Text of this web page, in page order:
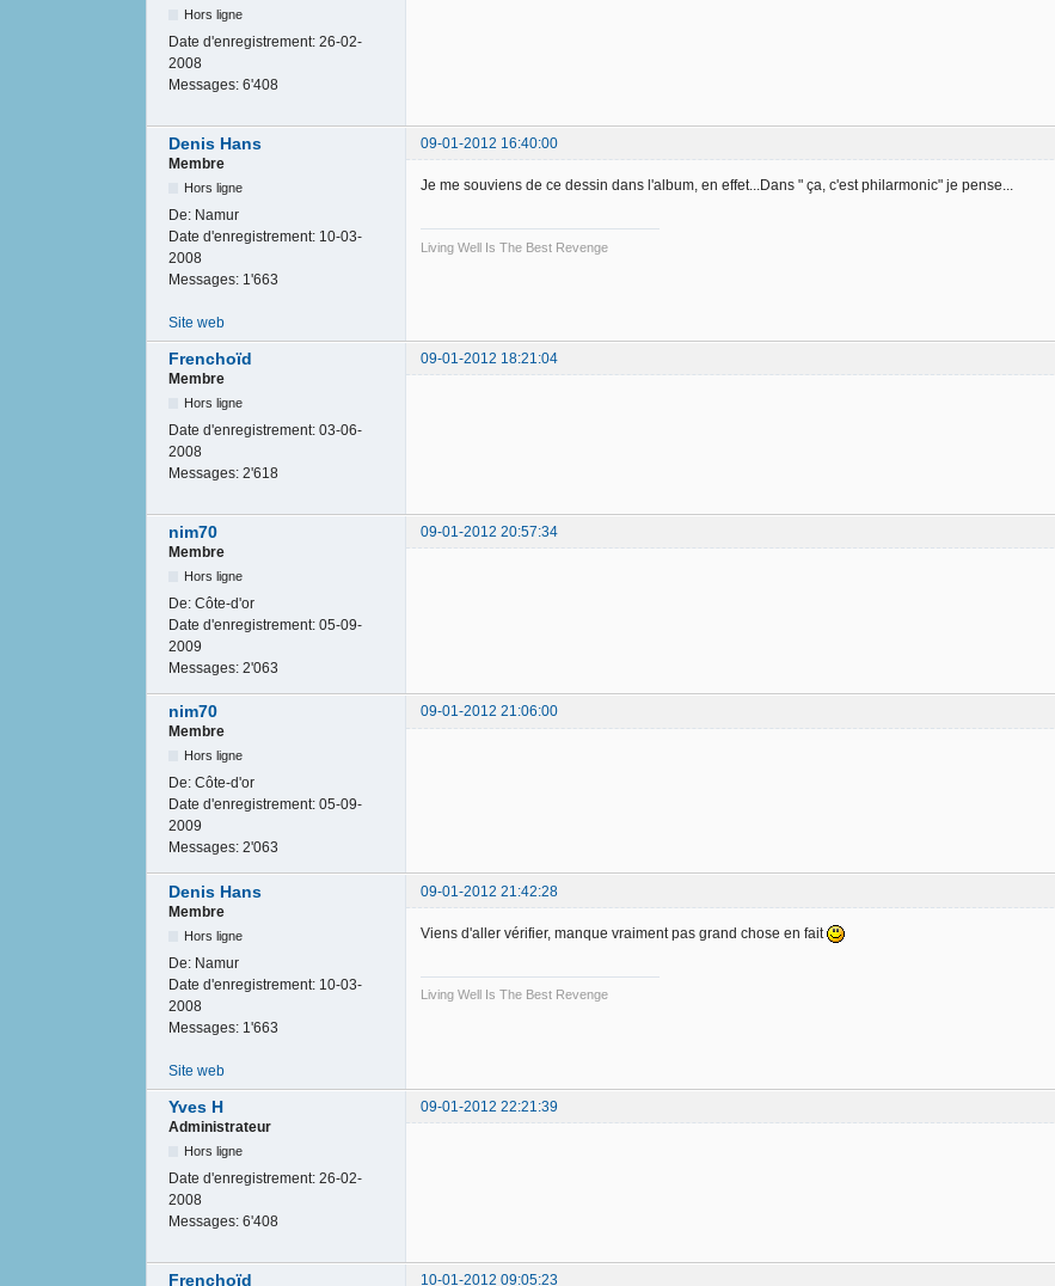
Hors ligne
Date d'enregistrement: 26-02-
2008
Messages: 6'408
Denis Hans
09-01-2012 16:40:00
Membre
Hors ligne
De: Namur
Date d'enregistrement: 10-03-
2008
Messages: 1'663
Je me souviens de ce dessin dans l'album, en effet...Dans " ça, c'est philarmonic" je pense...
Living Well Is The Best Revenge
Site web
Frenchoïd
09-01-2012 18:21:04
Membre
Hors ligne
Date d'enregistrement: 03-06-
2008
Messages: 2'618
nim70
09-01-2012 20:57:34
Membre
Hors ligne
De: Côte-d'or
Date d'enregistrement: 05-09-
2009
Messages: 2'063
nim70
09-01-2012 21:06:00
Membre
Hors ligne
De: Côte-d'or
Date d'enregistrement: 05-09-
2009
Messages: 2'063
Denis Hans
09-01-2012 21:42:28
Membre
Hors ligne
De: Namur
Date d'enregistrement: 10-03-
2008
Messages: 1'663
Viens d'aller vérifier, manque vraiment pas grand chose en fait
Living Well Is The Best Revenge
Site web
Yves H
09-01-2012 22:21:39
Administrateur
Hors ligne
Date d'enregistrement: 26-02-
2008
Messages: 6'408
Frenchoïd 10-01-2012 09:05:23